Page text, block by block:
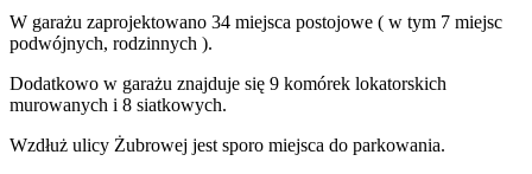
W garażu zaprojektowano 34 miejsca postojowe ( w tym 7 miejsc
podwójnych, rodzinnych ).
Dodatkowo w garażu znajduje się 9 komórek lokatorskich
murowanych i 8 siatkowych.
Wzdłuż ulicy Żubrowej jest sporo miejsca do parkowania.